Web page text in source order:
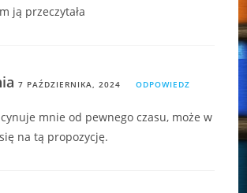
ją przeczytała
7 PAŹDZIERNIKA, 2024 ODPOWIEDZ
mnie od pewnego czasu, może w
na tą propozycję.